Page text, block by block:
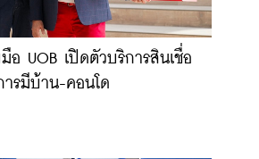
UOB เปิดตัวบริการสินเชื่อ
รมีบ้าน-คอนโด